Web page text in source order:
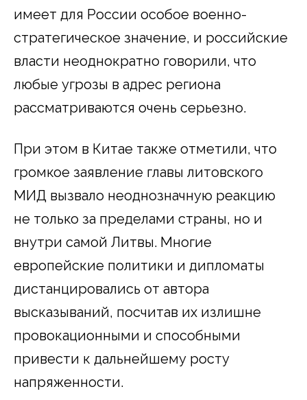
имеет для России особое военно-
стратегическое значение, и российские
власти неоднократно говорили, что
любые угрозы в адрес региона
рассматриваются очень серьезно.
При этом в Китае также отметили, что
громкое заявление главы литовского
МИД вызвало неоднозначную реакцию
не только за пределами страны, но и
внутри самой Литвы. Многие
европейские политики и дипломаты
дистанцировались от автора
высказываний, посчитав их излишне
провокационными и способными
привести к дальнейшему росту
напряженности.